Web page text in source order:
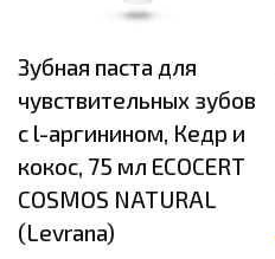
Зубная паста для
чувствительных зубов
с l-аргинином, Кедр и
кокос, 75 мл ECOCERT
COSMOS NATURAL
(Levrana)